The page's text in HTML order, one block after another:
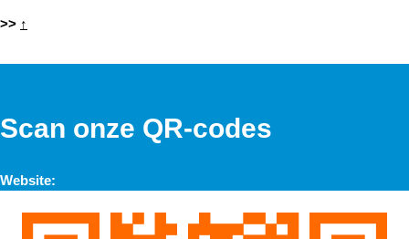
>> ↑
Scan onze QR-codes
Website: